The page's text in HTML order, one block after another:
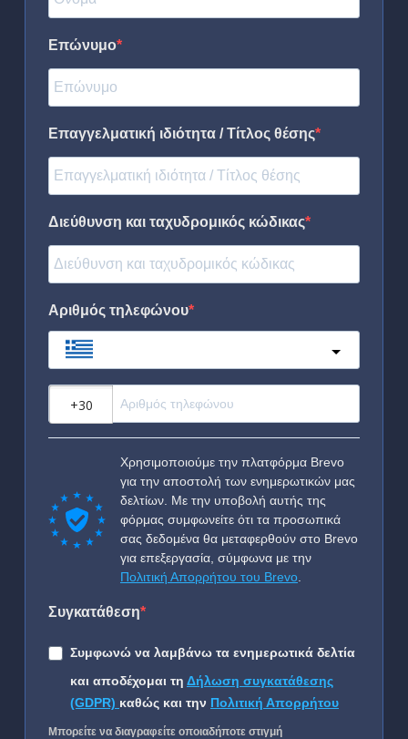
Επώνυμο
Επαγγελματική ιδιότητα / Τίτλος θέσης
Διεύθυνση και ταχυδρομικός κώδικας
Αριθμός τηλεφώνου
Χρησιμοποιούμε την πλατφόρμα Brevo
για την αποστολή των ενημερωτικών μας
δελτίων. Με την υποβολή αυτής της
φόρμας συμφωνείτε ότι τα προσωπικά
σας δεδομένα θα μεταφερθούν στο Brevo
για επεξεργασία, σύμφωνα με την
Πολιτική Απορρήτου του Brevo
Συγκατάθεση
Συμφωνώ να λαμβάνω τα ενημερωτικά δελτία
και αποδέχομαι τη Δήλωση συγκατάθεσης
(GDPR) καθώς και την Πολιτική Απορρήτου
Μπορείτε να διαγραφείτε οποιαδήποτε στιγμή